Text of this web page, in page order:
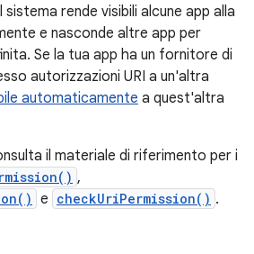
rende visibili alcune app alla
e nasconde altre app per
Se la tua app ha un fornitore di
autorizzazioni URI a un'altra
automaticamente a quest'altra
il materiale di riferimento per i
,
e checkUriPermission() .